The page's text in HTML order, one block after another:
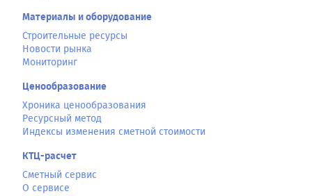
Материалы и оборудование
Строительные ресурсы
Новости рынка
Мониторинг
Ценообразование
Хроника ценообразования
Ресурсный метод
Индексы изменения сметной стоимости
КТЦ-расчет
Сметный сервис
О сервисе